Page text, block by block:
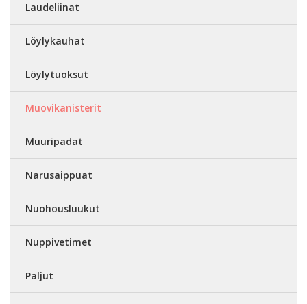
Laudeliinat
Löylykauhat
Löylytuoksut
Muovikanisterit
Muuripadat
Narusaippuat
Nuohousluukut
Nuppivetimet
Paljut